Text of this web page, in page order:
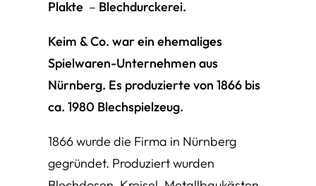
Plakte – Blechdurckerei.
Keim & Co. war ein ehemaliges
Spielwaren-Unternehmen aus
Nürnberg. Es produzierte von 1866 bis
ca. 1980 Blechspielzeug.
1866 wurde die Firma in Nürnberg
gegründet. Produziert wurden